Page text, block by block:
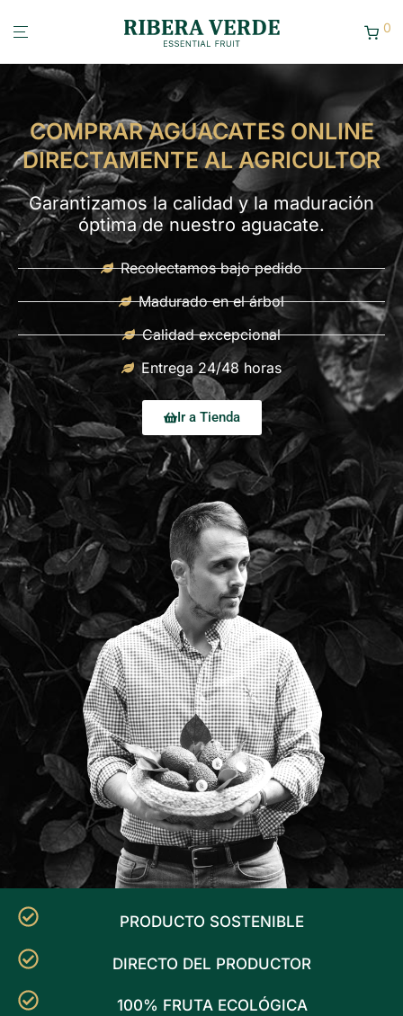
0
COMPRAR AGUACATES ONLINE
DIRECTAMENTE AL AGRICULTOR
Garantizamos la calidad y la maduración
óptima de nuestro aguacate.
Recolectamos bajo pedido
Madurado en el árbol
Calidad excepcional
Entrega 24/48 horas
Ir a Tienda
PRODUCTO SOSTENIBLE
DIRECTO DEL PRODUCTOR
100% FRUTA ECOLÓGICA